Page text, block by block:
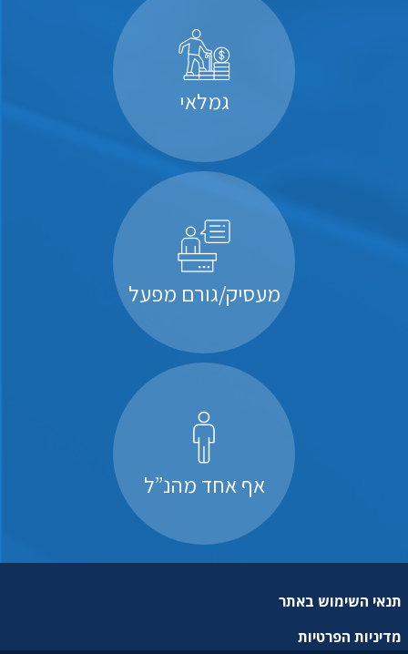
גמלאי
מעסיק/גורם מפעל
אף אחד מהנ”ל
תנאי השימוש באתר
מדיניות הפרטיות